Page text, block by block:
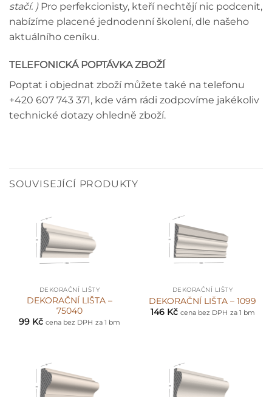
stačí. )Pro perfekcionisty, kteří nechtějí nic podcenit,
nabízíme placené jednodenní školení, dle našeho
aktuálního ceníku.
TELEFONICKÁ POPTÁVKA ZBOŽÍ
Poptat i objednat zboží můžete také na telefonu
+420 607 743 371, kde vám rádi zodpovíme jakékoliv
technické dotazy ohledně zboží.
SOUVISEJÍCÍ PRODUKTY
DEKORAČNÍ LIŠTY
DEKORAČNÍ LIŠTA –
75040
99 Kč cena bez DPH za 1 bm
DEKORAČNÍ LIŠTY
DEKORAČNÍ LIŠTA – 1099
146 Kč cena bez DPH za 1 bm